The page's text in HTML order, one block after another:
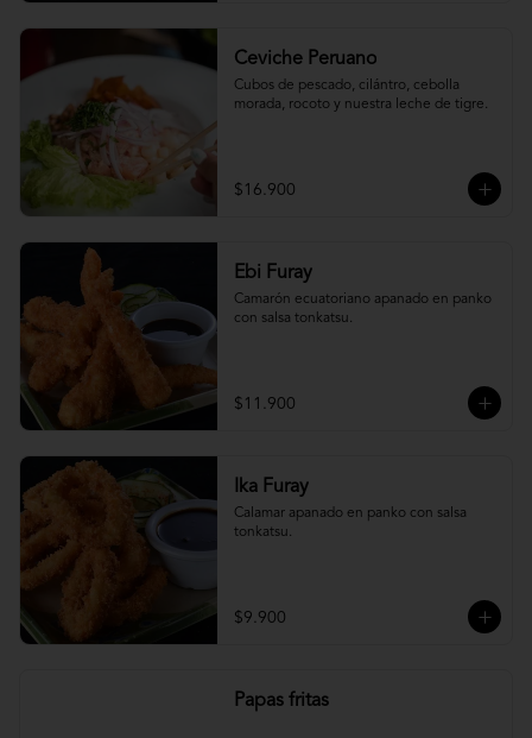
Ceviche Peruano
Cubos de pescado, cilántro, cebolla
morada, rocoto y nuestra leche de tigre.
$16.900
Ebi Furay
Camarón ecuatoriano apanado en panko
con salsa tonkatsu.
$11.900
Ika Furay
Calamar apanado en panko con salsa
tonkatsu.
$9.900
Papas fritas